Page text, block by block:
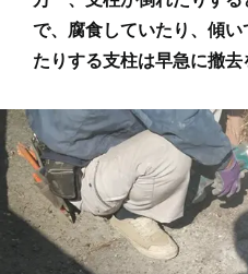
で、 腐食していたり、傾
たりする支柱は早急に撤去